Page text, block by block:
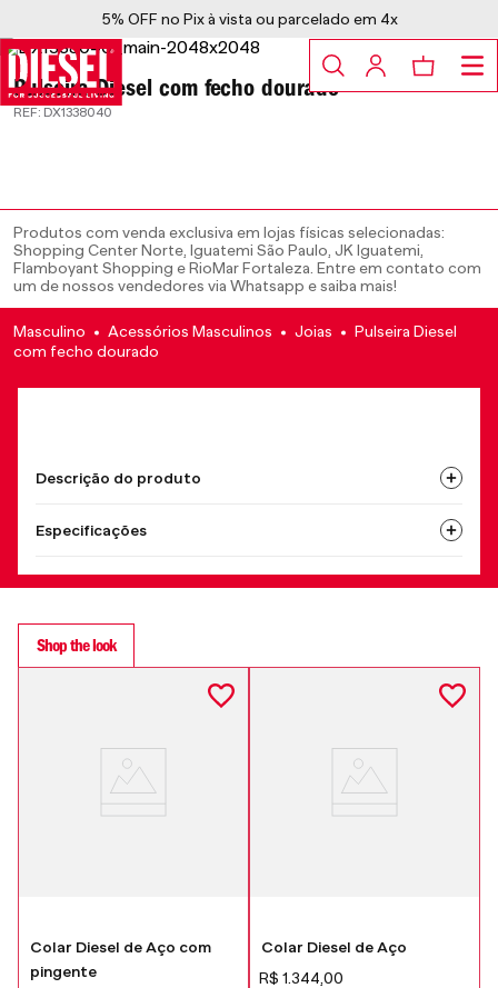
5% OFF no Pix à vista ou parcelado em 4x
Pulseira Diesel com fecho dourado
: DX1338040
Masculino Acessórios Masculinos Joias
Pulseira Diesel
com fecho dourado
Descrição do produto
Especificações
Shop the look
Colar Diesel de Aço com
pingente
Colar Diesel de Aço
R$ 1 344 00